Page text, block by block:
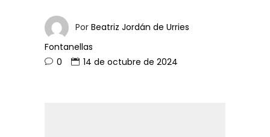
Por Beatriz Jordán de Urries
Fontanellas
0
14 de octubre de 2024